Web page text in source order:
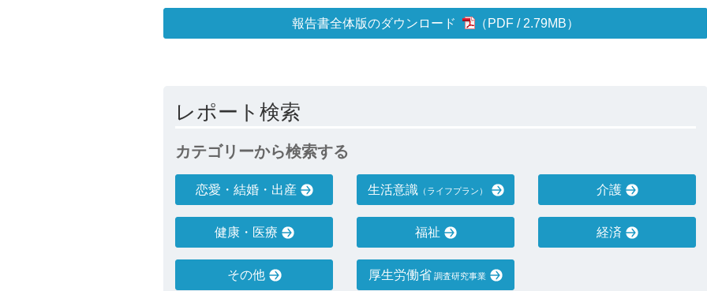
報告書全体版のダウンロード 2.79MB）
レポート検索
カテゴリーから検索する
恋愛・結婚・出産 生活意識（ライフプラン） 介護
健康・医療 福祉 経済
その他 厚生労働省 調査研究事業